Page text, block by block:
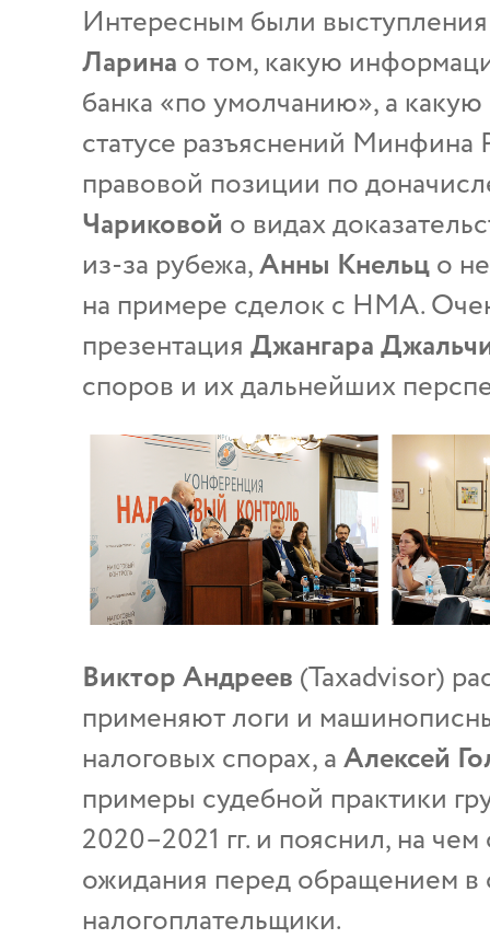
Интересным были
Ларина о том, какую
банка «по умолчанию», а
статусе разъяснений
правовой позиции по
Чариковой о видах
из-за рубежа,Анны Кнельцо
на примере сделок с НМА.
презентация Джангара
споров и их дальнейших
Виктор Андреев (Taxadvisor)
применяют логи и
налоговых спорах, аАлексей
примеры судебной практики
2020–2021 гг. и пояснил, на
ожидания перед обращением в
налогоплательщики.